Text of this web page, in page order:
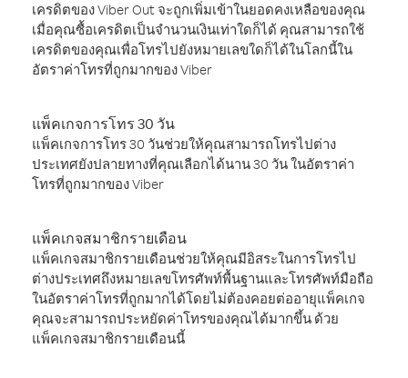
เครดิตของ Viber Out จะถูกเพิ่มเข้าในยอดคงเหลือของคุณ
เมื่อคุณซื้อเครดิตเป็นจำนวนเงินเท่าใดก็ได้ คุณสามารถใช้
เครดิตของคุณเพื่อโทรไปยังหมายเลขใดก็ได้ในโลกนี้ใน
อัตราค่าโทรที่ถูกมากของ Viber
แพ็คเกจการโทร 30 วัน
แพ็คเกจการโทร 30 วันช่วยให้คุณสามารถโทรไปต่าง
ประเทศยังปลายทางที่คุณเลือกได้นาน 30 วัน ในอัตราค่า
โทรที่ถูกมากของ Viber
แพ็คเกจสมาชิกรายเดือน
แพ็คเกจสมาชิกรายเดือนช่วยให้คุณมีอิสระในการโทรไป
ต่างประเทศถึงหมายเลขโทรศัพท์พื้นฐานและโทรศัพท์มือถือ
ในอัตราค่าโทรที่ถูกมากได้โดยไม่ต้องคอยต่ออายุแพ็คเกจ
คุณจะสามารถประหยัดค่าโทรของคุณได้มากขึ้น ด้วย
แพ็คเกจสมาชิกรายเดือนนี้